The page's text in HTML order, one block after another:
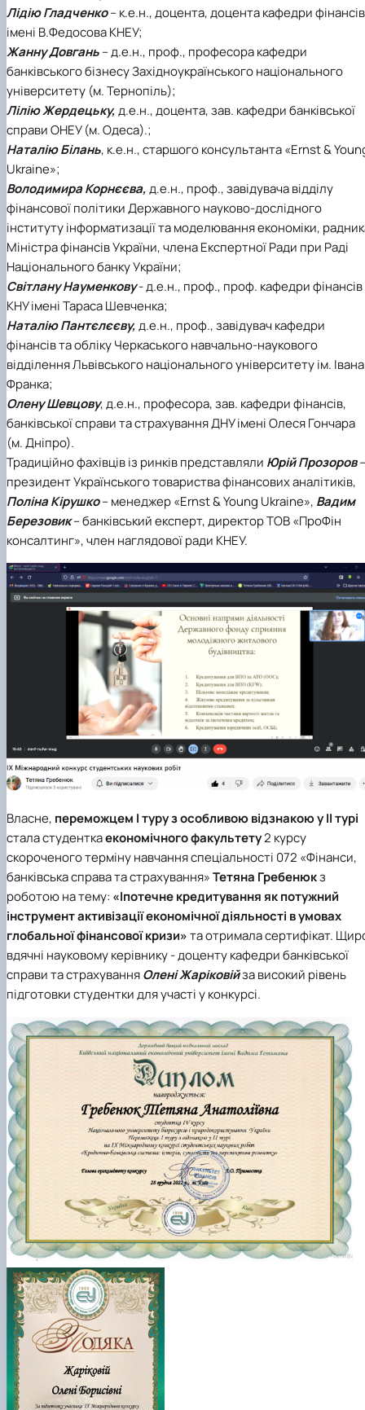
Лідію Гладченко– к.е.н., доцента, доцента кафедри фінансів
імені В.Федосова КНЕУ;
Жанну Довгань– д.е.н., проф., професора кафедри
банківського бізнесу Західноукраїнського національного
університету (м. Тернопіль);
Лілію Жердецьку,д.е.н., доцента, зав. кафедри банківської
справи ОНЕУ (м. Одеса).;
Наталію Білань, к.е.н., старшого консультанта «Ernst &
Ukraine»;
Володимира Корнєєва,д.е.н., проф., завідувача відділу
фінансової політики Державного науково-дослідного
інституту інформатизації та моделювання економіки,
Міністра фінансів України, члена Експертної Ради при Раді
Національного банку України;
Світлану Науменкову- д.е.н., проф., проф. кафедри фінансів
КНУ імені Тараса Шевченка;
Наталію Пантєлєєву,д.е.н., проф., завідувач кафедри
фінансів та обліку Черкаського навчально-наукового
відділення Львівського національного університету ім. Івана
Франка;
Олену Шевцову, д.е.н., професора, зав. кафедри фінансів,
банківської справи та страхування ДНУ імені Олеся Гончара
(м. Дніпро).
Традиційно фахівців із ринків представляли Юрій Прозоров–
президент Українського товариства фінансових аналітиків,
Поліна Кірушко– менеджер «Ernst & Young Ukraine», Вадим
Березовик– банківський експерт, директор ТОВ «ПроФін
консалтинг», член наглядової ради КНЕУ.
Власне, переможцем І туру з особливою відзнакою у ІІ турі
стала студенткаекономічного факультету2 курсу
скороченого терміну навчання спеціальності 072 «Фінанси,
банківська справа та страхування»Тетяна Гребенюкз
роботою на тему: «Іпотечне кредитування як потужний
інструмент активізації економічної діяльності в умовах
глобальної фінансової кризи»та отримала сертифікат.
вдячні науковому керівнику - доцентукафедри банківської
справи та страхуванняОлені Жаріковійза високий рівень
підготовки студентки для участі у конкурсі.